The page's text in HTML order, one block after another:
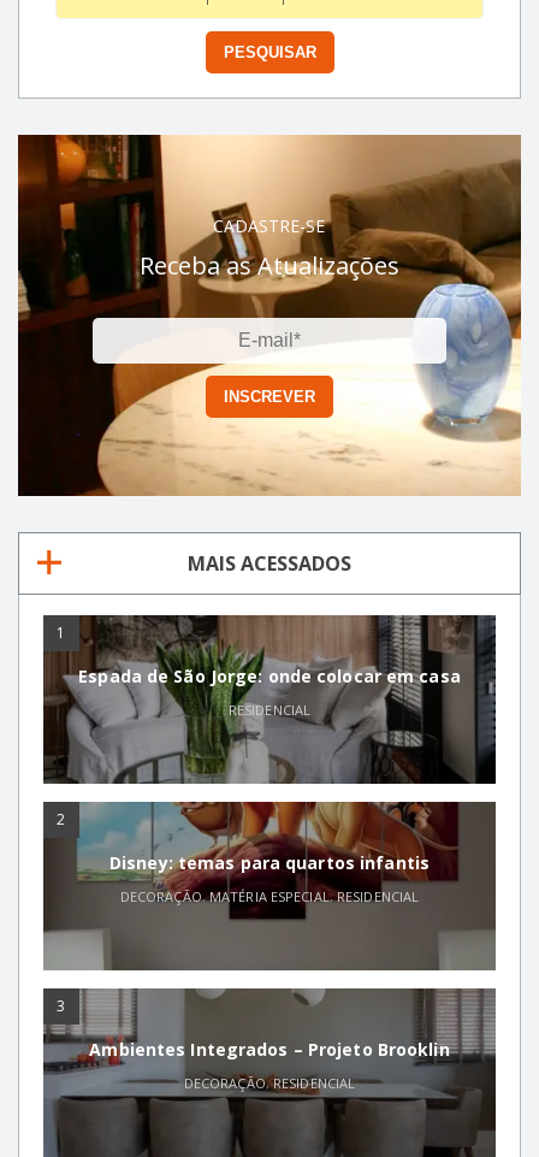
CADASTRE-SE
Receba as Atualizações
MAIS ACESSADOS
1
Espada de São Jorge: onde colocar em casa
RESIDENCIAL
2
Disney: temas para quartos infantis
DECORAÇÃO,MATÉRIA ESPECIAL,RESIDENCIAL
3
Ambientes Integrados – Projeto Brooklin
DECORAÇÃO,RESIDENCIAL